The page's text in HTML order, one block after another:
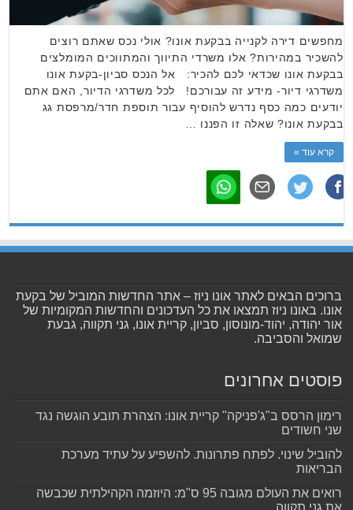
מחפשים דירה לקנייה בבקעת אונו? אולי נכס שאתם רוצים
להשכיר במהירות? אלו משרדי התיווך והמתווכים המומלצים
בבקעת אונו שכדאי לכם להכיר: אל הנכס סביון-בקעת אונו
משדרגי דיור- מידע זה עבורכם! לכל משדרגי הדיור, האם אתם
יודעים כמה כסף נדרש להוסיף עבור תוספת חדר/מרפסת גג
בבקעת אונו? שאלה זו הפננו …
קרא עוד »
ברוכים הבאים לאתר אונו ניוז – אתר החדשות המוביל של בקעת
אונו. באונו ניוז תמצאו את כל העדכונים והחדשות המקומיות של
אור יהודה, יהוד-מונוסון, סביון, קריית אונו, גני תקווה, גבעת
שמואל והסביבה.
פוסטים אחרונים
רימון הרסס ב"ג'פניקה" קריית אונו: הצהרת תובע הוגשה נגד
שני חשודים
להוביל שינוי. לפתח פתרונות. להשפיע על עתיד מערכת
הבריאות
רואים את העולם מגובה 95 ס"מ: היוזמה הקהילתית שכבשה
את גני תקווה